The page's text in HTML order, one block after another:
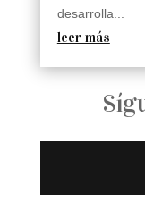
desarrolla...
leer más